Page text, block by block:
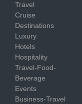
Travel
Cruise
Destinations
Luxury
Hotels
Hospitality
Travel-Food-
Beverage
Events
Business-Travel